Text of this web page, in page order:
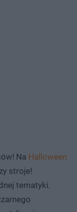
Na Halloween
stroje!
tematyki.